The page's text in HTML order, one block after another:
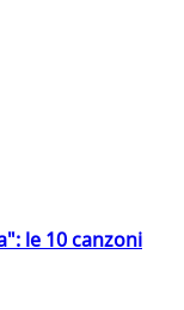
le 10 canzoni